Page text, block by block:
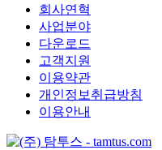
회사연혁
사업분야
다운로드
고객지원
이용약관
개인정보취급방침
이용안내